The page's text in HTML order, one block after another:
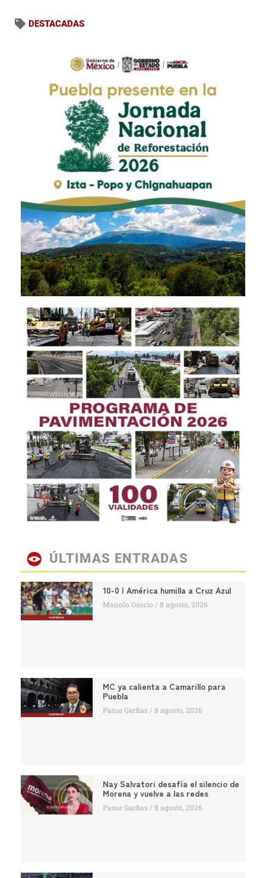
DESTACADAS
ÚLTIMAS ENTRADAS
10-0 | América humilla a Cruz Azul
Manolo Osorio 8 agosto, 2026
MC ya calienta a Camarillo para
Puebla
Pame Garfias 8 agosto, 2026
Nay Salvatori desafía el silencio de
Morena y vuelve a las redes
Pame Garfias 8 agosto, 2026